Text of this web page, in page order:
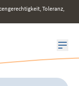
Toleranz,